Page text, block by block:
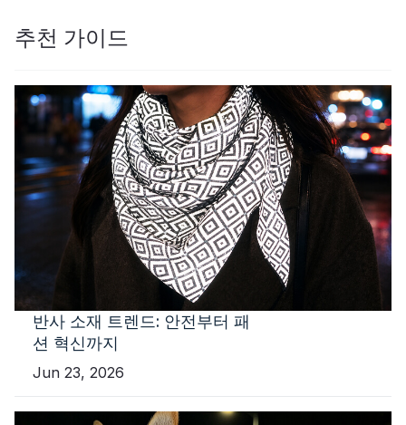
추천 가이드
반사 소재 트렌드: 안전부터 패
션 혁신까지
Jun 23, 2026